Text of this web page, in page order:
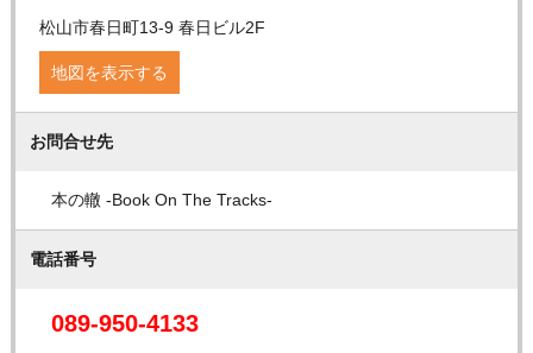
松山市春日町13-9 春日ビル2F
地図を表示する
お問合せ先
本の轍 -Book On The Tracks-
電話番号
089-950-4133